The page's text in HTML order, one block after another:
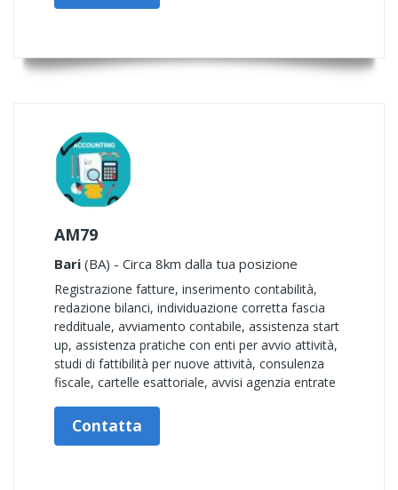
AM79
Bari (BA) - Circa 8km dalla tua posizione
Registrazione fatture, inserimento contabilità,
redazione bilanci, individuazione corretta fascia
reddituale, avviamento contabile, assistenza start
up, assistenza pratiche con enti per avvio attività,
studi di fattibilità per nuove attività, consulenza
fiscale, cartelle esattoriale, avvisi agenzia entrate
Contatta